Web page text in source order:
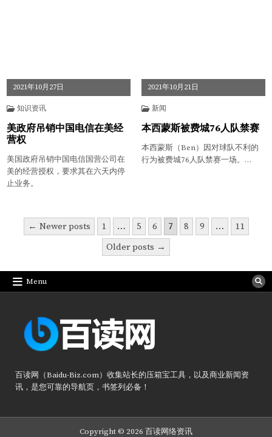
2021年10月27日
知识资讯
美政府吊销中国电信在美经
营权
美国政府吊销中国电信国营公司在
美的经营授权，要求其在六天内停
止业务。
2021年10月21日
新闻
本西蒙斯被费城76人队禁赛
本西蒙斯（Ben）因对球队不利的
行为被费城76人队禁赛一场。…
页
← Newer posts 1 … 5 6 7 8 9 …
11
Older posts →
Menu
百读网（Baidu-Biz.com）收集站长的压箱宝工具，以及商业新闻资
讯，是您可靠的导航页，书签列必备！
Copyright © 2026 百读网络资讯